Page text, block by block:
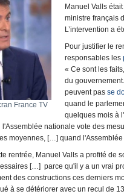
France TV
Manuel Valls était
ministre français
L’intervention a
Pour justifier le
responsables les
« Ce sont les
du
peuvent pas se
quand le
quelques mois à
nationale vote des
moyennes, […] quand
rentrée, Manuel Valls a profité de
[…] parce qu'il y a un vrai
des constructions ces derniers
à se détériorer avec un recul de